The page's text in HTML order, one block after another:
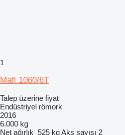
1
Mafi 1060/6T
Talep üzerine fiyat
Endüstriyel römork
2016
6.000 kg
Net ağırlık 525 kgAks sayısı 2